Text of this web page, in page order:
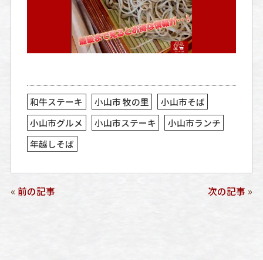
和牛ステーキ 小山市 牧の里
小山市そば
小山市グルメ
小山市ステーキ
小山市ランチ
年越しそば
« 前の記事 次の記事 »